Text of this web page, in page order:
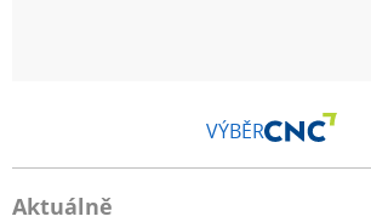
VÝBĚR
Aktuálně